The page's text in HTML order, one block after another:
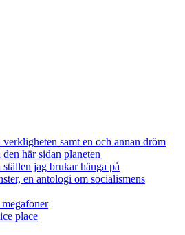
samt en och annan dröm
här sidan planeten
jag brukar hänga på
en antologi om socialismens
place